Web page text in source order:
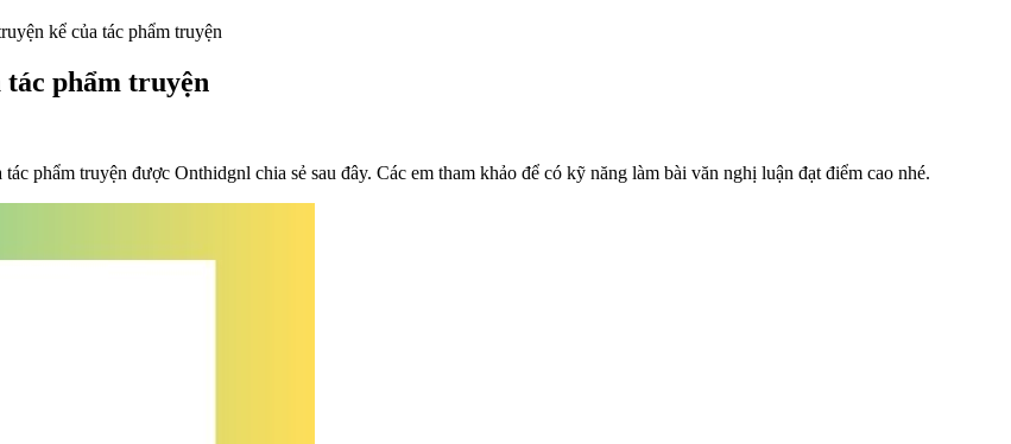
kể của tác phẩm truyện
phẩm truyện
phẩm truyện được Onthidgnl chia sẻ sau đây. Các em tham khảo để có kỹ năng làm bài văn nghị luận đạt điểm cao nhé.